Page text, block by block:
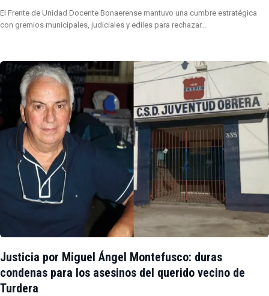
El Frente de Unidad Docente Bonaerense mantuvo una cumbre estratégica
con gremios municipales, judiciales y ediles para rechazar…
Justicia por Miguel Ángel Montefusco: duras
condenas para los asesinos del querido vecino de
Turdera